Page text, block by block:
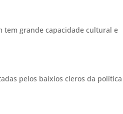
tem grande capacidade cultural e
pelos baixíos cleros da política